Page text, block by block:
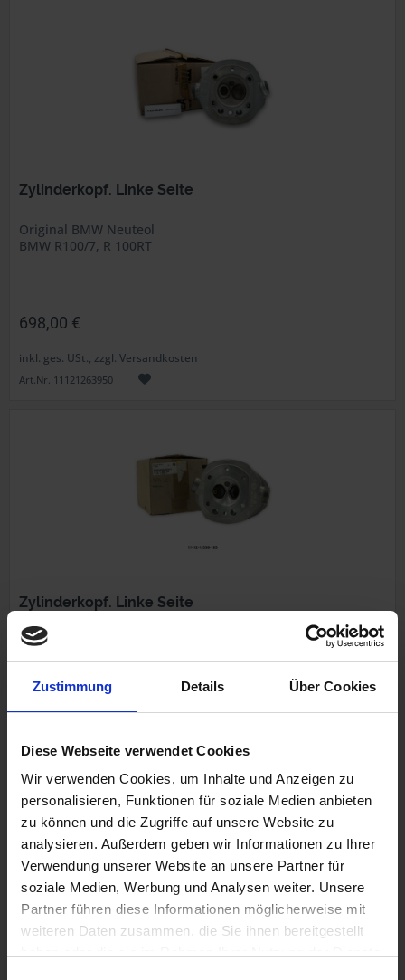
Zustimmung Details Über Cookies
Diese Webseite verwendet Cookies
Wir verwenden Cookies, um Inhalte und Anzeigen zu
personalisieren, Funktionen für soziale Medien anbieten
zu können und die Zugriffe auf unsere Website zu
analysieren. Außerdem geben wir Informationen zu Ihrer
Verwendung unserer Website an unsere Partner für
soziale Medien, Werbung und Analysen weiter. Unsere
Partner führen diese Informationen möglicherweise mit
weiteren Daten zusammen, die Sie ihnen bereitgestellt
Zylinderkopf. Linke Seite
Original BMW Neuteol
BMW R100/7, R 100RT
698,00 €
inkl. ges. USt., zzgl. Versandkosten
Art.Nr. 11121263950
Zylinderkopf. Linke Seite
Original BMW Neuteil
BMW R 65 Modelle ab 9/80
inkl. ges. USt., zzgl. Versandkosten